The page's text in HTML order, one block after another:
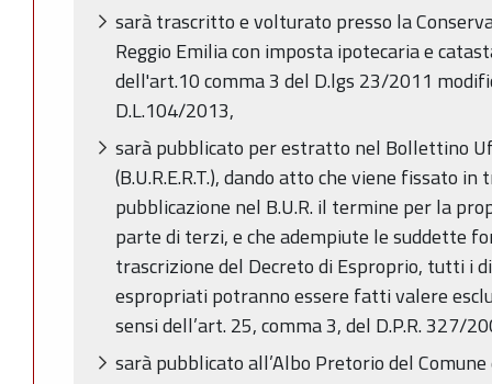
sarà trascritto e volturato presso la
Reggio Emilia con imposta ipotecaria e
dell'art.10 comma 3 del D.lgs 23/2011
D.L.104/2013,
sarà pubblicato per estratto nel Bollettino
(B.U.R.E.R.T.), dando atto che viene fissato
pubblicazione nel B.U.R. il termine per la
parte di terzi, e che adempiute le suddette
trascrizione del Decreto di Esproprio, tutti i
espropriati potranno essere fatti valere
sensi dell’art. 25, comma 3, del D.P.R. 327/
sarà pubblicato all’Albo Pretorio del